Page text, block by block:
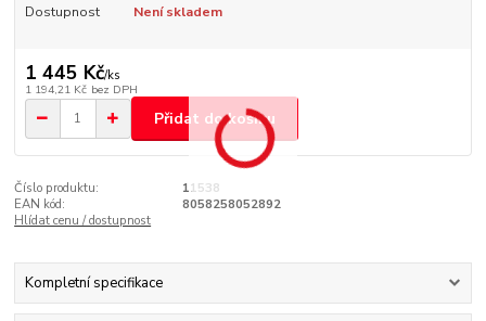
Dostupnost Není skladem
1 445 Kč/ks
1 194,21 Kč bez DPH
Přidat do košíku
Číslo produktu:
11538
EAN kód:
8058258052892
Hlídat cenu / dostupnost
Kompletní specifikace